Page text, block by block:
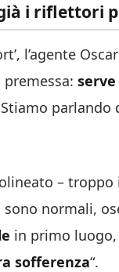
i riflettori
l’agente
premessa:
parlando
–
sono normali,
in primo
sofferenza“.